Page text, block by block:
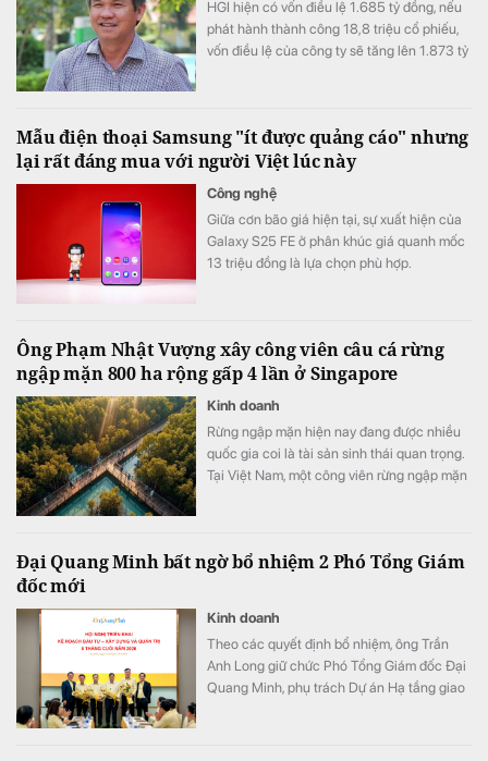
HGI hiện có vốn điều lệ 1.685 tỷ đồng, nếu
phát hành thành công 18,8 triệu cổ phiếu,
vốn điều lệ của công ty sẽ tăng lên 1.873 tỷ
Mẫu điện thoại Samsung "ít được quảng cáo" nhưng
lại rất đáng mua với người Việt lúc này
Công nghệ
Giữa cơn bão giá hiện tại, sự xuất hiện của
Galaxy S25 FE ở phân khúc giá quanh mốc
13 triệu đồng là lựa chọn phù hợp.
Ông Phạm Nhật Vượng xây công viên câu cá rừng
ngập mặn 800 ha rộng gấp 4 lần ở Singapore
Kinh doanh
Rừng ngập mặn hiện nay đang được nhiều
quốc gia coi là tài sản sinh thái quan trọng.
Tại Việt Nam, một công viên rừng ngập mặn
Đại Quang Minh bất ngờ bổ nhiệm 2 Phó Tổng Giám
đốc mới
Kinh doanh
Theo các quyết định bổ nhiệm, ông Trần
Anh Long giữ chức Phó Tổng Giám đốc Đại
Quang Minh, phụ trách Dự án Hạ tầng giao